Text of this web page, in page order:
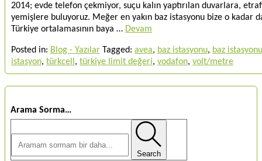
2014; evde telefon çekmiyor, suçu kalın yaptırılan duvarlara,
yemişlere buluyoruz. Meğer en yakın baz istasyonu bize o kadar
Türkiye ortalamasının baya … Devam
Posted in: Blog - Yazılar Tagged: avea, baz istasyonu, baz
istasyon, türkcell , türkiye limit değeri, vodafon, volt/metre
Arama Sorma…
Search